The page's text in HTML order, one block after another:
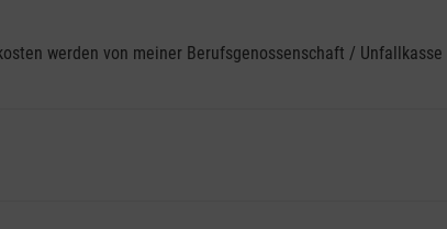
werden von meiner Berufsgenossenschaft / Unfallkasse